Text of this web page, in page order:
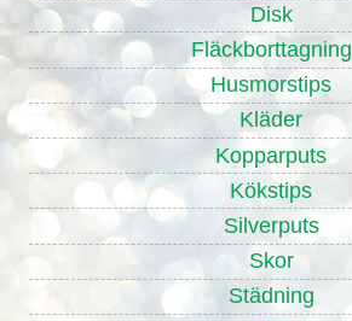
Disk
Fläckborttagning
Husmorstips
Kläder
Kopparputs
Kökstips
Silverputs
Skor
Städning